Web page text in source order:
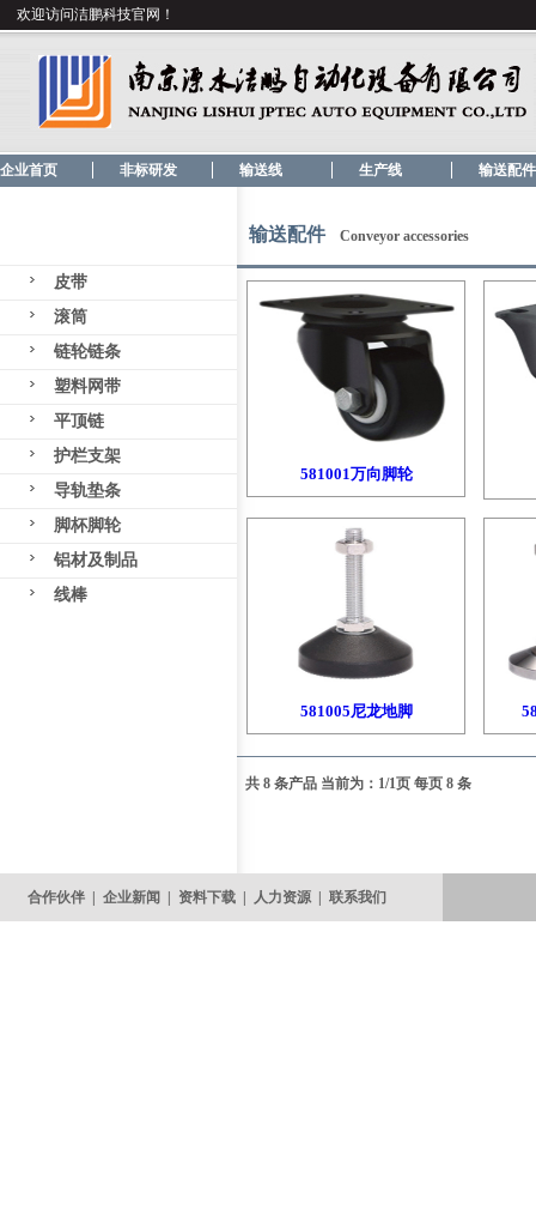
欢迎访问洁鹏科技官网！
企业首页 非标研发 输送线 生产线 输送配件
皮带
滚筒
链轮链条
塑料网带
平顶链
护栏支架
导轨垫条
脚杯脚轮
铝材及制品
线棒
输送配件 Conveyor accessories
581001万向脚轮
581005尼龙地脚
共 8 条产品 当前为：1/1页 每页 8 条
合作伙伴 企业新闻 资料下载 人力资源 联系我们